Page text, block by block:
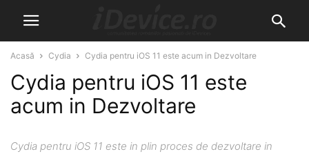
Acasă Cydia Cydia pentru iOS 11 este acum in Dezvoltare
Cydia pentru iOS 11 este
acum in Dezvoltare
Cydia pentru iOS 11 este in plin proces de dezvoltare in